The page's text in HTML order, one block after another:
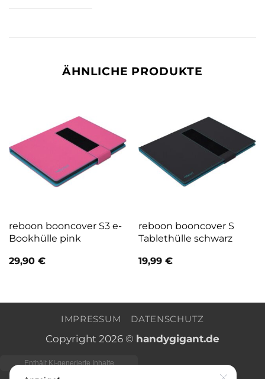
ÄHNLICHE PRODUKTE
reboon booncover S3 e-
Bookhülle pink
29,90 €
reboon booncover S
Tablethülle schwarz
19,99 €
IMPRESSUM DATENSCHUTZ
Copyright 2026 © handygigant.de